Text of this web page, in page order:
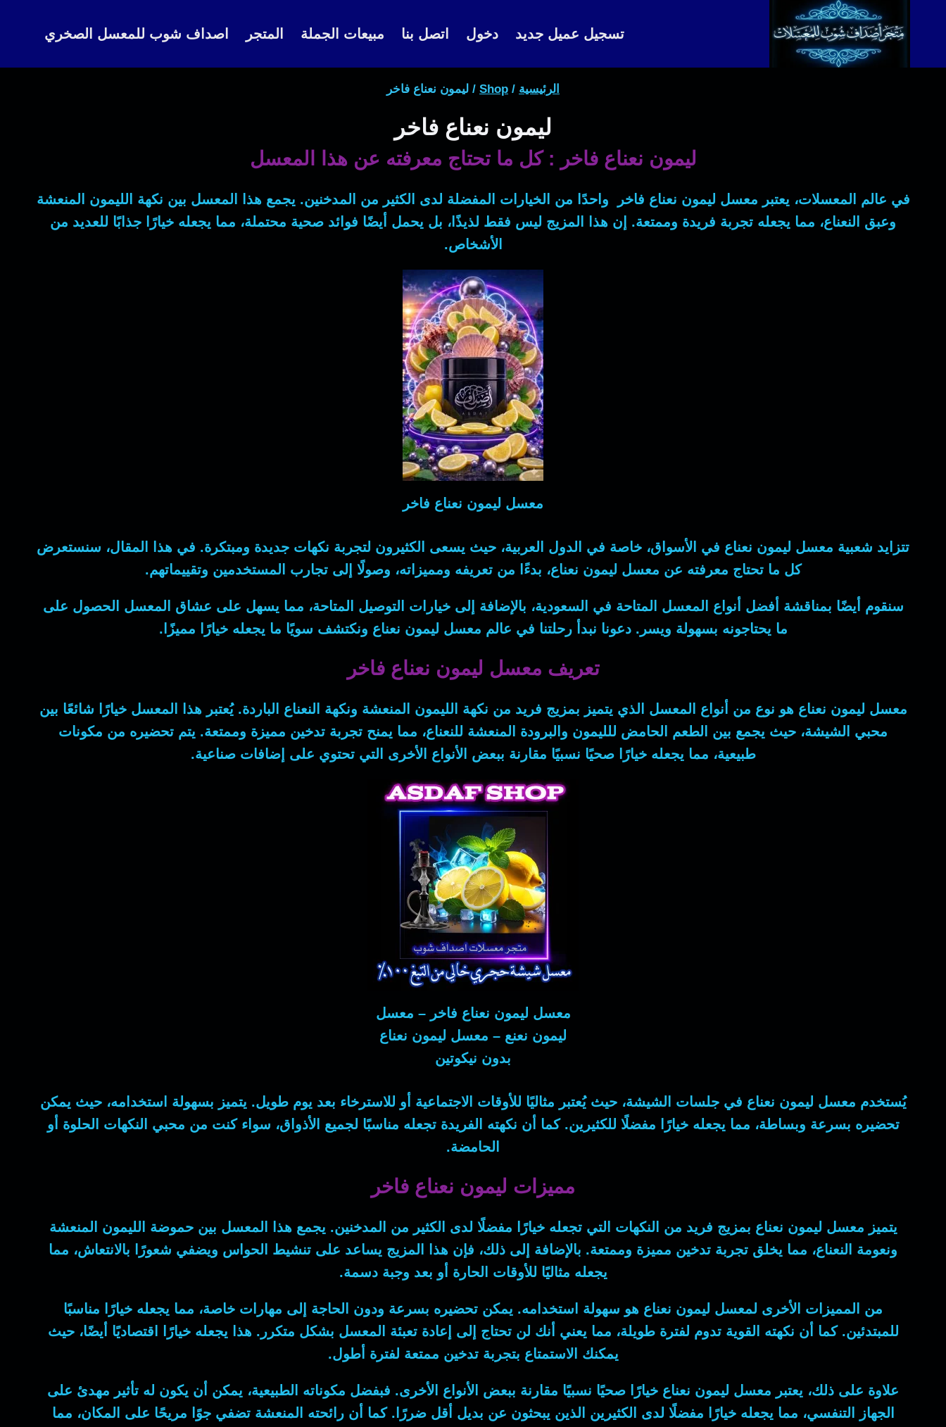
تسجيل عميل جديد دخول اتصل بنا مبيعات الجملة المتجر اصداف شوب للمعسل الصخري
الرئيسية /
Shop
/ ليمون نعناع فاخر
ليمون نعناع فاخر
ليمون نعناع فاخر : كل ما تحتاج معرفته عن هذا المعسل
في عالم المعسلات، يعتبر معسل ليمون نعناع فاخر
واحدًا من الخيارات المفضلة لدى الكثير من المدخنين. يجمع هذا المعسل بين نكهة الليمون المنعشة
وعبق النعناع، مما يجعله تجربة فريدة وممتعة. إن هذا المزيج ليس فقط لذيذًا، بل يحمل أيضًا فوائد صحية محتملة، مما يجعله خيارًا جذابًا للعديد من
الأشخاص.
معسل ليمون نعناع فاخر
تتزايد شعبية معسل ليمون نعناع في الأسواق، خاصة في الدول العربية، حيث يسعى الكثيرون لتجربة نكهات جديدة ومبتكرة. في هذا المقال، سنستعرض
كل ما تحتاج معرفته عن معسل ليمون نعناع، بدءًا من تعريفه ومميزاته، وصولًا إلى تجارب المستخدمين وتقييماتهم.
سنقوم أيضًا بمناقشة أفضل أنواع المعسل المتاحة في السعودية، بالإضافة إلى خيارات التوصيل المتاحة، مما يسهل على عشاق المعسل الحصول على
ما يحتاجونه بسهولة ويسر. دعونا نبدأ رحلتنا في عالم معسل ليمون نعناع ونكتشف سويًا ما يجعله خيارًا مميزًا.
تعريف معسل ليمون نعناع فاخر
معسل ليمون نعناع هو نوع من أنواع المعسل الذي يتميز بمزيج فريد من نكهة الليمون المنعشة ونكهة النعناع الباردة. يُعتبر هذا المعسل خيارًا شائعًا بين
محبي الشيشة، حيث يجمع بين الطعم الحامض للليمون والبرودة المنعشة للنعناع، مما يمنح تجربة تدخين مميزة وممتعة. يتم تحضيره من مكونات
طبيعية، مما يجعله خيارًا صحيًا نسبيًا مقارنة ببعض الأنواع الأخرى التي تحتوي على إضافات صناعية.
معسل ليمون نعناع فاخر – معسل
ليمون نعنع – معسل ليمون نعناع
بدون نيكوتين
يُستخدم معسل ليمون نعناع في جلسات الشيشة، حيث يُعتبر مثاليًا للأوقات الاجتماعية أو للاسترخاء بعد يوم طويل. يتميز بسهولة استخدامه، حيث يمكن
تحضيره بسرعة وبساطة، مما يجعله خيارًا مفضلًا للكثيرين. كما أن نكهته الفريدة تجعله مناسبًا لجميع الأذواق، سواء كنت من محبي النكهات الحلوة أو
الحامضة.
مميزات ليمون نعناع فاخر
يتميز معسل ليمون نعناع بمزيج فريد من النكهات التي تجعله خيارًا مفضلًا لدى الكثير من المدخنين. يجمع هذا المعسل بين حموضة الليمون المنعشة
ونعومة النعناع، مما يخلق تجربة تدخين مميزة وممتعة. بالإضافة إلى ذلك، فإن هذا المزيج يساعد على تنشيط الحواس ويضفي شعورًا بالانتعاش، مما
يجعله مثاليًا للأوقات الحارة أو بعد وجبة دسمة.
من المميزات الأخرى لمعسل ليمون نعناع هو سهولة استخدامه. يمكن تحضيره بسرعة ودون الحاجة إلى مهارات خاصة، مما يجعله خيارًا مناسبًا
للمبتدئين. كما أن نكهته القوية تدوم لفترة طويلة، مما يعني أنك لن تحتاج إلى إعادة تعبئة المعسل بشكل متكرر. هذا يجعله خيارًا اقتصاديًا أيضًا، حيث
يمكنك الاستمتاع بتجربة تدخين ممتعة لفترة أطول.
علاوة على ذلك، يعتبر معسل ليمون نعناع خيارًا صحيًا نسبيًا مقارنة ببعض الأنواع الأخرى. فبفضل مكوناته الطبيعية، يمكن أن يكون له تأثير مهدئ على
الجهاز التنفسي، مما يجعله خيارًا مفضلًا لدى الكثيرين الذين يبحثون عن بديل أقل ضررًا. كما أن رائحته المنعشة تضفي جوًا مريحًا على المكان، مما